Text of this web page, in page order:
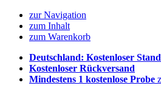
zur Navigation
zum Inhalt
zum Warenkorb
Deutschland: Kostenloser
Kostenloser Rückversand
Mindestens 1 kostenlose Probe